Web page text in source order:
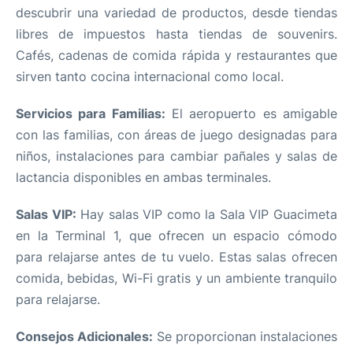
descubrir una variedad de productos, desde tiendas
libres de impuestos hasta tiendas de souvenirs.
Cafés, cadenas de comida rápida y restaurantes que
sirven tanto cocina internacional como local.
Servicios para Familias: El aeropuerto es amigable
con las familias, con áreas de juego designadas para
niños, instalaciones para cambiar pañales y salas de
lactancia disponibles en ambas terminales.
Salas VIP: Hay salas VIP como la Sala VIP Guacimeta
en la Terminal 1, que ofrecen un espacio cómodo
para relajarse antes de tu vuelo. Estas salas ofrecen
comida, bebidas, Wi-Fi gratis y un ambiente tranquilo
para relajarse.
Consejos Adicionales: Se proporcionan instalaciones